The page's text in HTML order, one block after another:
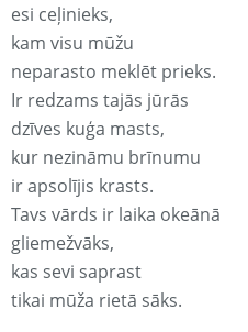
esi ceļinieks,
kam visu mūžu
neparasto meklēt prieks.
Ir redzams tajās jūrās
dzīves kuģa masts,
kur nezināmu brīnumu
ir apsolījis krasts.
Tavs vārds ir laika okeānā
gliemežvāks,
kas sevi saprast
tikai mūža rietā sāks.